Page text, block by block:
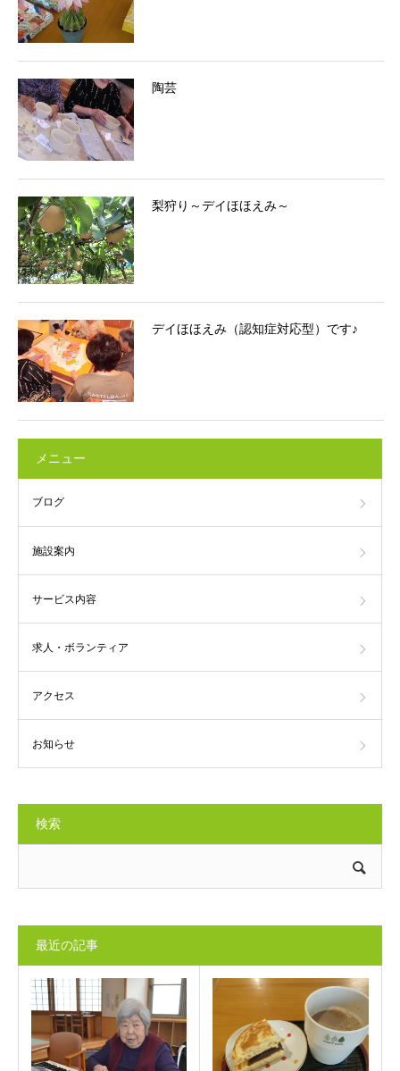
陶芸
梨狩り～デイほほえみ～
デイほほえみ（認知症対応型）です♪
メニュー
ブログ
施設案内
サービス内容
求人・ボランティア
アクセス
お知らせ
検索
最近の記事